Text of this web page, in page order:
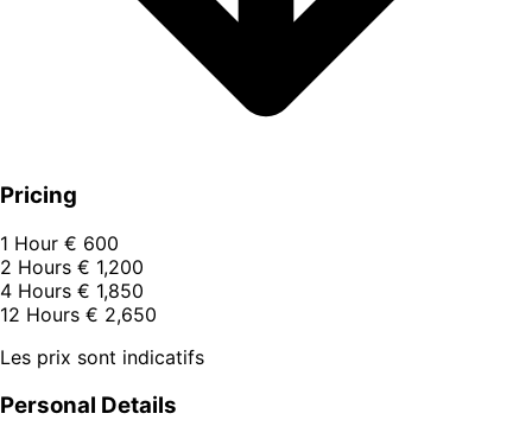
Pricing
1 Hour € 600
2 Hours € 1,200
4 Hours € 1,850
12 Hours € 2,650
Les prix sont indicatifs
Personal Details